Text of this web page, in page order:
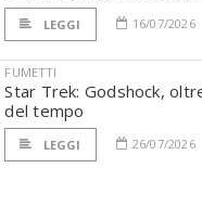
LEGGI 16/07/2026
FUMETTI
Star Trek: Godshock,
del tempo
LEGGI 26/07/2026